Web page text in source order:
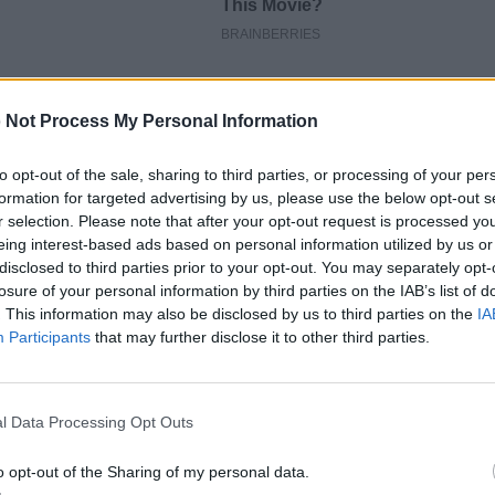
Not Process My Personal Information
opt-out of the sale, sharing to third parties, or processing of your
for targeted advertising by us, please use the below opt-out
selection. Please note that after your opt-out request is processed
interest-based ads based on personal information utilized by us
to third parties prior to your opt-out. You may separately
of your personal information by third parties on the IAB’s list of
This information may also be disclosed by us to third parties on the
Participants that may further disclose it to other third parties.
Data Processing Opt Outs
opt-out of the Sharing of my personal data.
του ΕΚΠΑ, Θεόδωρο
αποσυμπίεση της
συναθροίσεις πολιτών σε κλειστό
του ιού.
Αττική, διότι και στην
και πρόκειται για την
πληθυσμό. Ο μισός
Αττική. Σχετικά με τις ΜΕΘ, ναι
ανθρώπων που νοσηλεύεται,